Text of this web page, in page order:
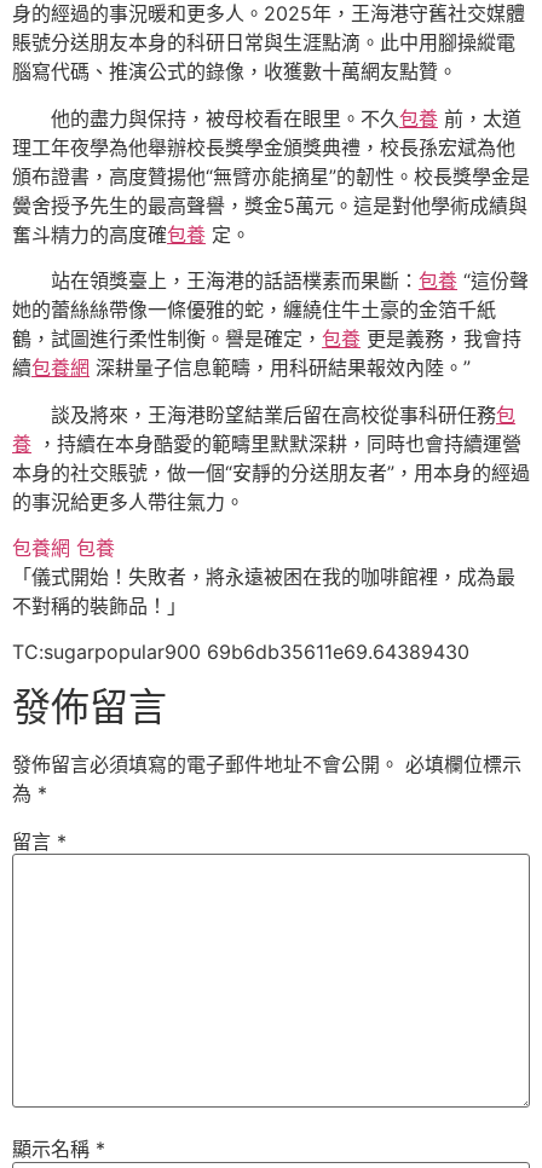
身的經過的事況暖和更多人。2025年，王海港守舊社交媒體
賬號分送朋友本身的科研日常與生涯點滴。此中用腳操縱電
腦寫代碼、推演公式的錄像，收獲數十萬網友點贊。
他的盡力與保持，被母校看在眼里。不久包養 前，太道
理工年夜學為他舉辦校長獎學金頒獎典禮，校長孫宏斌為他
頒布證書，高度贊揚他“無臂亦能摘星”的韌性。校長獎學金是
黌舍授予先生的最高聲譽，獎金5萬元。這是對他學術成績與
奮斗精力的高度確包養 定。
站在領獎臺上，王海港的話語樸素而果斷： 包養 “這份聲
她的蕾絲絲帶像一條優雅的蛇，纏繞住牛土豪的金箔千紙
鶴，試圖進行柔性制衡。譽是確定， 包養 更是義務，我會持
續包養網 深耕量子信息範疇，用科研結果報效內陸。”
談及將來，王海港盼望結業后留在高校從事科研任務包
養 ，持續在本身酷愛的範疇里默默深耕，同時也會持續運營
本身的社交賬號，做一個“安靜的分送朋友者”，用本身的經過
的事況給更多人帶往氣力。
包養網 包養
「儀式開始！失敗者，將永遠被困在我的咖啡館裡，成為最
不對稱的裝飾品！」
TC:sugarpopular900 69b6db35611e69.64389430
發佈留言
發佈留言必須填寫的電子郵件地址不會公開。 必填欄位標示
為 *
留言 *
顯示名稱 *